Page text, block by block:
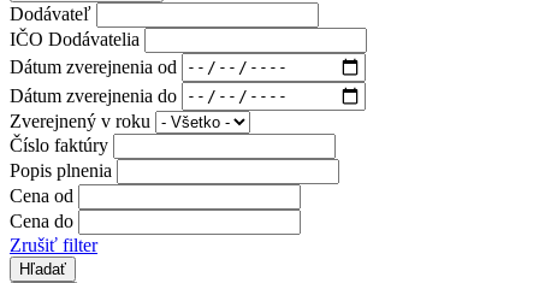
Dodávateľ
IČO Dodávatelia
Dátum zverejnenia od
Dátum zverejnenia do
Zverejnený v roku
Číslo faktúry
Popis plnenia
Cena od
Cena do
Zrušiť filter